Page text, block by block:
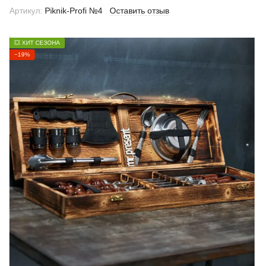
Артикул: Piknik-Profi №4 Оставить отзыв
💥 ХИТ СЕЗОНА
−19%